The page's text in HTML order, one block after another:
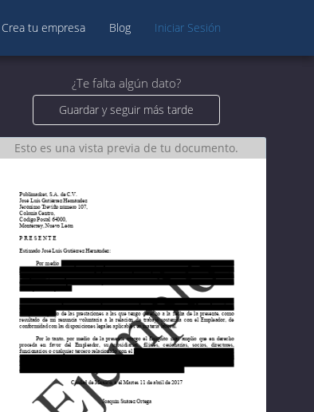
Crea tu empresa Blog Iniciar Sesión
¿Te falta algún dato?
Guardar y seguir más tarde
Esto es una vista previa de tu documento.